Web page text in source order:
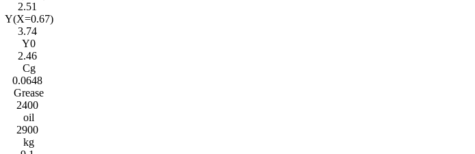
2.51
Y(X=0.67)
3.74
Y0
2.46
Cg
0.0648
Grease
2400
oil
2900
kg